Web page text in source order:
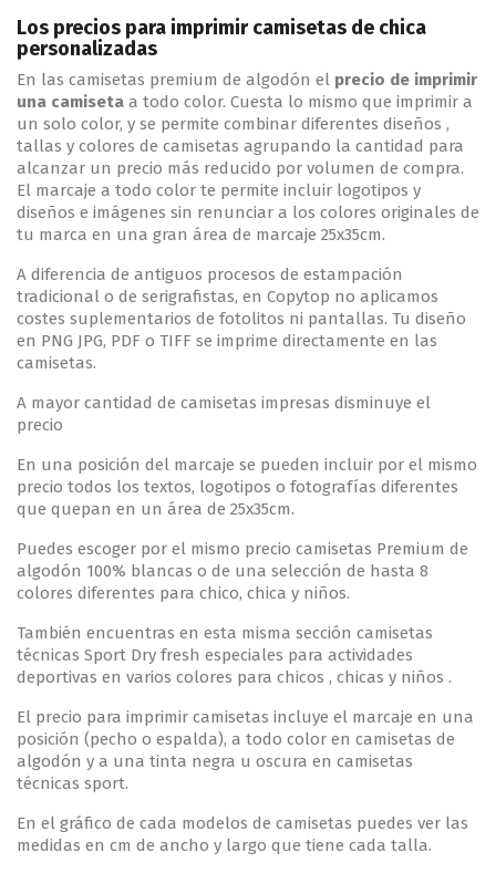
Los precios para imprimir camisetas de chica
personalizadas
En las camisetas premium de algodón el precio de imprimir
una camiseta a todo color. Cuesta lo mismo que imprimir a
un solo color, y se permite combinar diferentes diseños ,
tallas y colores de camisetas agrupando la cantidad para
alcanzar un precio más reducido por volumen de compra.
El marcaje a todo color te permite incluir logotipos y
diseños e imágenes sin renunciar a los colores originales de
tu marca en una gran área de marcaje 25x35cm.
A diferencia de antiguos procesos de estampación
tradicional o de serigrafistas, en Copytop no aplicamos
costes suplementarios de fotolitos ni pantallas. Tu diseño
en PNG JPG, PDF o TIFF se imprime directamente en las
camisetas.
A mayor cantidad de camisetas impresas disminuye el
precio
En una posición del marcaje se pueden incluir por el mismo
precio todos los textos, logotipos o fotografías diferentes
que quepan en un área de 25x35cm.
Puedes escoger por el mismo precio camisetas Premium de
algodón 100% blancas o de una selección de hasta 8
colores diferentes para chico, chica y niños.
También encuentras en esta misma sección camisetas
técnicas Sport Dry fresh especiales para actividades
deportivas en varios colores para chicos , chicas y niños .
El precio para imprimir camisetas incluye el marcaje en una
posición (pecho o espalda), a todo color en camisetas de
algodón y a una tinta negra u oscura en camisetas
técnicas sport.
En el gráfico de cada modelos de camisetas puedes ver las
medidas en cm de ancho y largo que tiene cada talla.